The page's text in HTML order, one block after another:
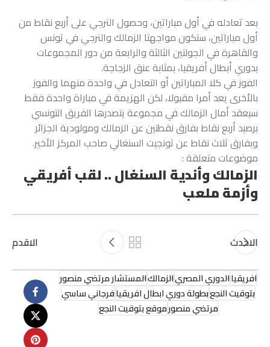
بعد تعادله في أول مباراتين، وحصول الترجي على أربع نقاط من
أول مباراتين، ستكون مواجهتا الزمالك والترجي في تونس
والقاهرة في الجولتين الثالثة والرابعة من دور المجموعات
بدوري أبطال أفريقيا، بمثابة عنق الزجاجة.
الفوز في كلا المباراتين أو التعادل في واحدة منهما والفوز
بالأخرى يعد أمرا مقبولا، لكن الهزيمة في مباراة واحدة فقط
سيعقد أمال الزمالك في مجموعة يتصدرها الفريق التونسي
برصيد أربع نقاط بفارق نقطتين عن الزمالك ومولودية الجزائر
وبفارق ثلاث نقاط عن تونجيت السنغالي صاحب المركز الأخير.
موضوعات متعلقة :
الزمالك وأندية السنغال .. لقب أفريقي
وأزمة ملعب
الاحدث الاقدم
افريقياالدوري المصريالزمالكالمستشار مرتضي منصور
بتوقيت النجعبطولة دوري ابطال افريقيافرجاني ساسي
مرتضي منصورموقع بتوقيت النجع